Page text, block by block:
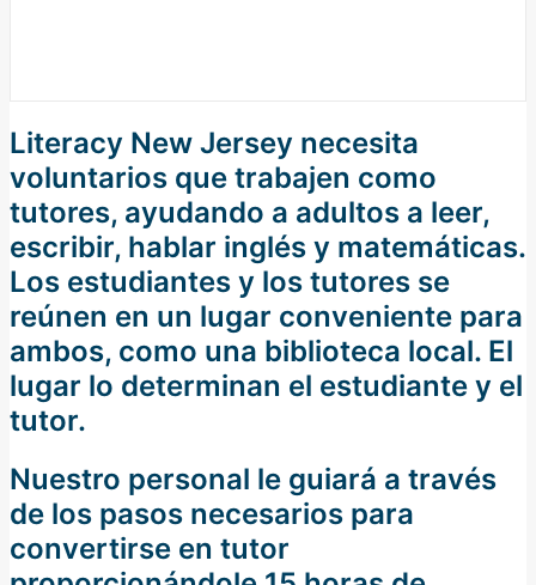
Literacy New Jersey necesita
voluntarios que trabajen como
tutores, ayudando a adultos a leer,
escribir, hablar inglés y matemáticas.
Los estudiantes y los tutores se
reúnen en un lugar conveniente para
ambos, como una biblioteca local. El
lugar lo determinan el estudiante y el
tutor.
Nuestro personal le guiará a través
de los pasos necesarios para
convertirse en tutor